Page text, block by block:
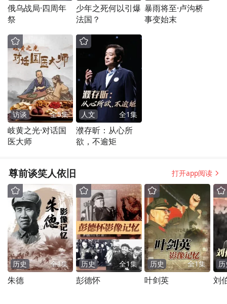
俄乌战局·四周年
祭
少年之死何以引爆
法国？
暴雨将至·卢沟桥
事变始末
访谈 全5集
岐黄之光·对话国
医大师
人文 全1集
濮存昕：从心所
欲，不逾矩
尊前谈笑人依旧 打开app阅读
历史 全1集
朱德
历史 全1集
彭德怀
历史 全1集
叶剑英 刘